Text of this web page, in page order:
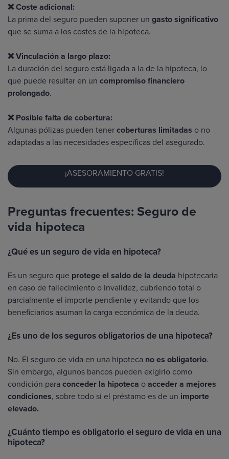
❌ Coste adicional:
La prima del seguro pueden suponer un gasto significativo
que se suma a los costes de la hipoteca.
❌ Vinculación a largo plazo:
La duración del seguro está ligada a la de la hipoteca, lo
que puede resultar en un compromiso financiero
prolongado.
❌ Posible falta de cobertura:
Algunas pólizas pueden tenercoberturas limitadas o no
adaptadas a las necesidades específicas del asegurado.
¡ASESORAMIENTO GRATIS!
Preguntas frecuentes: Seguro de
vida hipoteca
¿Qué es un seguro de vida en hipoteca?
Es un seguro que protege el saldo de la deuda hipotecaria
en caso de fallecimiento o invalidez, cubriendo total o
parcialmente el importe pendiente y evitando que los
beneficiarios asuman la carga económica de la deuda.
¿Es uno de los seguros obligatorios de una hipoteca?
No. El seguro de vida en una hipoteca no es obligatorio.
Sin embargo, algunos bancos pueden exigirlo como
condición paraconceder la hipoteca oacceder a mejores
condiciones, sobre todo si el préstamo es de un importe
elevado.
¿Cuánto tiempo es obligatorio el seguro de vida en una
hipoteca?